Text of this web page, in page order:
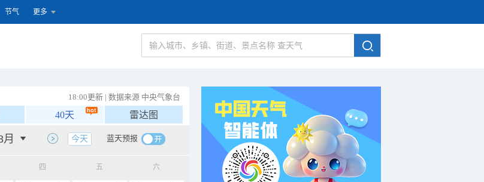
节气 更多
18:00更新 | 数据来源 中央气象台
40天 雷达图
蓝天预报
今天
四 五 六